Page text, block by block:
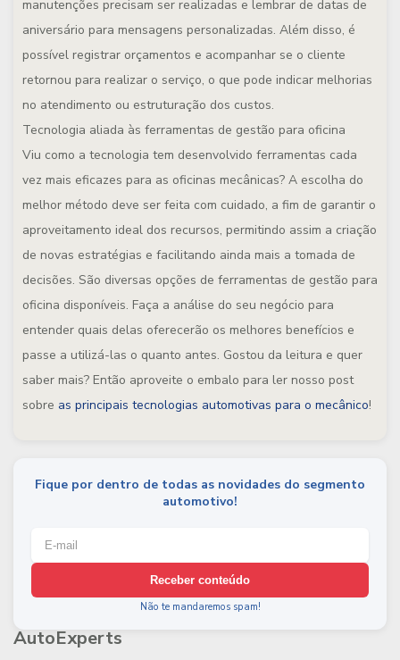
manutenções precisam ser realizadas e lembrar de datas de
aniversário para mensagens personalizadas. Além disso, é
possível registrar orçamentos e acompanhar se o cliente
retornou para realizar o serviço, o que pode indicar melhorias
no atendimento ou estruturação dos custos.
Tecnologia aliada às ferramentas de gestão para oficina
Viu como a tecnologia tem desenvolvido ferramentas cada
vez mais eficazes para as oficinas mecânicas? A escolha do
melhor método deve ser feita com cuidado, a fim de garantir o
aproveitamento ideal dos recursos, permitindo assim a criação
de novas estratégias e facilitando ainda mais a tomada de
decisões. São diversas opções de ferramentas de gestão para
oficina disponíveis. Faça a análise do seu negócio para
entender quais delas oferecerão os melhores benefícios e
passe a utilizá-las o quanto antes. Gostou da leitura e quer
saber mais? Então aproveite o embalo para ler nosso post
sobre as principais tecnologias automotivas para o mecânico!
Fique por dentro de todas as novidades do segmento
automotivo!
Receber conteúdo
Não te mandaremos spam!
AutoExperts